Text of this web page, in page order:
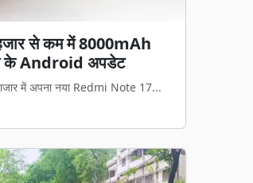
मानी जाती है सेहत के
को पसंद होता है, लेकि...